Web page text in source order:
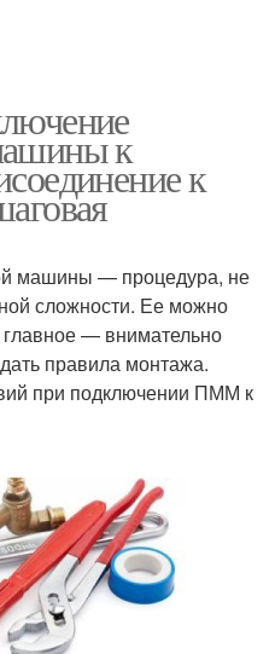
к
к
машины — процедура, не
сложности. Ее можно
— внимательно
правила монтажа.
при подключении ПММ к